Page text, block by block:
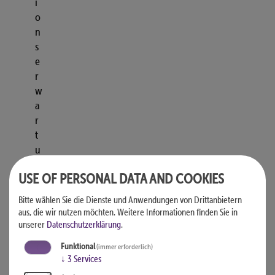
o
n
s
e
r
w
a
r
t
u
g
n
d
e
r
USE OF PERSONAL DATA AND COOKIES
Bitte wählen Sie die Dienste und Anwendungen von Drittanbietern
aus, die wir nutzen möchten.Weitere Informationen finden Sie in
unserer Datenschutzerklärung.
Funktional(immer erforderlich)
↓ 3 Services